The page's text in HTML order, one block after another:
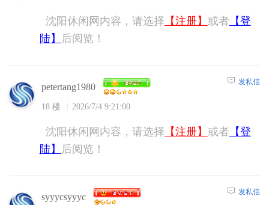
沈阳休闲网内容，请选择 【注册】 或者 【登
陆】
后阅览！
petertang1980
18 楼 2026/7/4 9:21:00
发私信
沈阳休闲网内容，请选择 【注册】 或者 【登
陆】
后阅览！
syyycsyyyc 发私信